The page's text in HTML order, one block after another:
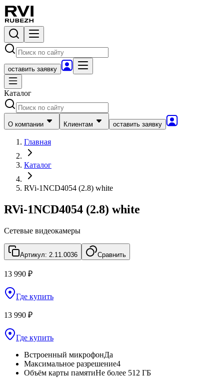
оставить заявку
Каталог
О компании Клиентам оставить заявку
Главная
Каталог
RVi-1NCD4054 (2.8) white
RVi-1NCD4054 (2.8) white
Сетевые видеокамеры
Артикул: 2.11.0036 Сравнить
13 990 ₽
Где купить
13 990 ₽
Где купить
Встроенный микрофонДа
Максимальное разрешение4
Объём карты памятиНе более 512 ГБ